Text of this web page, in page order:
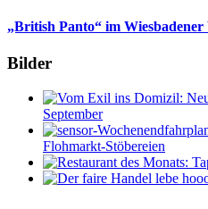
„British Panto“ im Wiesbadener
Bilder
September
Flohmarkt-Stöbereien